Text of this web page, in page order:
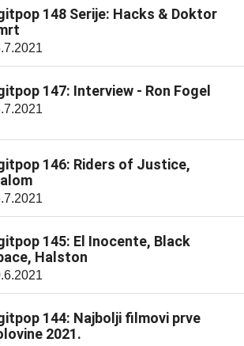
148 Serije: Hacks & Doktor
147: Interview - Ron Fogel
146: Riders of Justice,
145: El Inocente, Black
Halston
144: Najbolji filmovi prve
2021.